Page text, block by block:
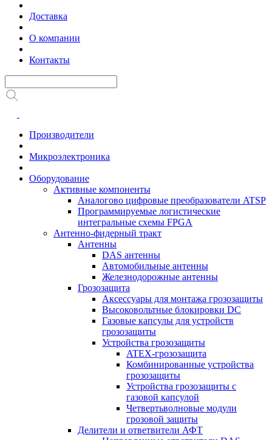
Доставка
О компании
Контакты
Производители
Микроэлектроника
Оборудование
Активные компоненты
Аналогово цифровые преобразователи ATSP
Программируемые логистические
интегральные схемы FPGA
Антенно-фидерный тракт
Антенны
DAS антенны
Автомобильные антенны
Железнодорожные антенны
Грозозащита
Аксессуары для монтажа грозозащиты
Высоковольтные блокировки DC
Газовые капсулы для устройств
грозозащиты
Устройства грозозащиты
ATEX-грозозащита
Комбинированные устройства
грозозащиты
Устройства грозозащиты с
газовой капсулой
Четвертьволновые модули
грозовой защиты
Делители и ответвители АФТ